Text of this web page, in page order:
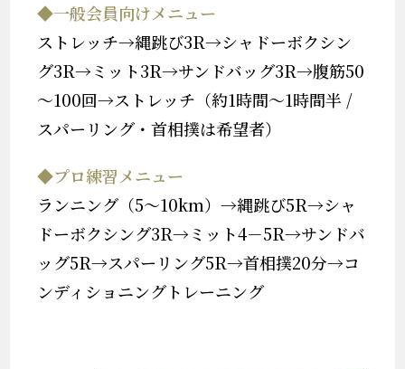
◆一般会員向けメニュー
ストレッチ→縄跳び3R→シャドーボクシン
グ3R→ミット3R→サンドバッグ3R→腹筋50
～100回→ストレッチ（約1時間～1時間半 /
スパーリング・首相撲は希望者）
◆プロ練習メニュー
ランニング（5～10km）→縄跳び5R→シャ
ドーボクシング3R→ミット4－5R→サンドバ
ッグ5R→スパーリング5R→首相撲20分→コ
ンディショニングトレーニング